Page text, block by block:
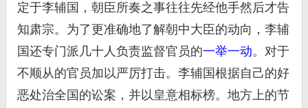
定于李辅国，朝臣所奏之事往往先经他手然后才告
知肃宗。为了更准确地了解朝中大臣的动向，李辅
国还专门派几十人负责监督官员的一举一动。对于
不顺从的官员加以严厉打击。李辅国根据自己的好
恶处治全国的讼案，并以皇意相标榜。地方上的节